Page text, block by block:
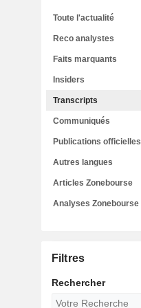
Toute l'actualité
Reco analystes
Faits marquants
Insiders
Transcripts
Communiqués
Publications officielles
Autres langues
Articles Zonebourse
Analyses Zonebourse
Filtres
Rechercher